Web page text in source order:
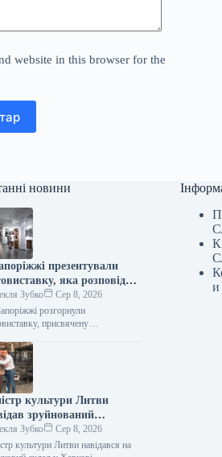
website in this browser for the
новини
презентували
яка розповідає
батальйон,
Україну.
Зубко
Сер 8, 2026
розгорнули
присвячену
Україну Фото 08.08.2026
Укрінформ У Запоріжжі
відкриття фотовиставки,…
культури Литви
зруйнований
військами склад
у Харкові
Зубко
Сер 8, 2026
культури Литви навідався на
и